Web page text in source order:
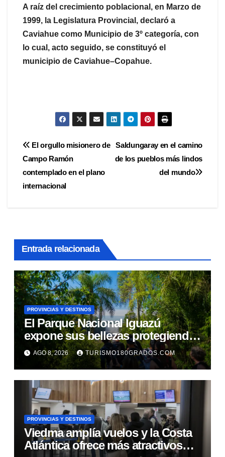
A raíz del crecimiento poblacional, en Marzo de
1999, la Legislatura Provincial, declaró a
Caviahue como Municipio de 3º categoría, con
lo cual, acto seguido, se constituyó el
municipio de Caviahue–Copahue.
Navegación
de
entradas
Saldungaray en el camino
de los pueblos más lindos
del mundo
El orgullo misionero de
Campo Ramón
contemplado en el plano
internacional
Entrada relacionada
PROVINCIAS Y DESTINOS
El Parque Nacional Iguazú
expone sus bellezas protegiendo
al circuito Garganta del Diablo
AGO 8, 2026 TURISMO180GRADOS.COM
PROVINCIAS Y DESTINOS
Viedma amplía vuelos y la Costa
Atlántica ofrece más atractivos